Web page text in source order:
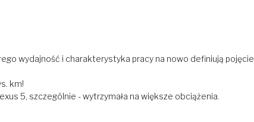
wydajność i charakterystyka pracy na nowo definiują pojęcie
km!
5, szczególnie - wytrzymała na większe obciążenia.